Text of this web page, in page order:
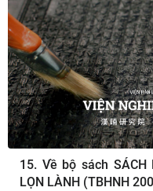
15. Về bộ sách
LỌN LÀNH (TBHNH